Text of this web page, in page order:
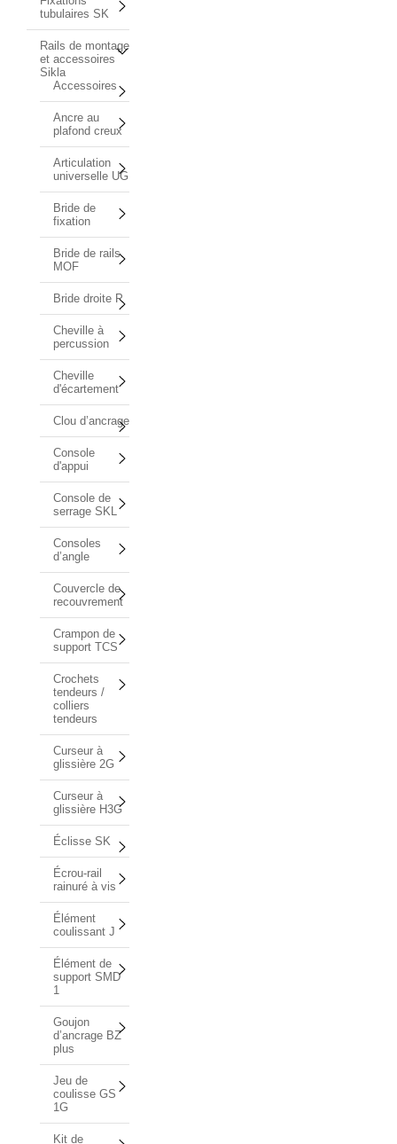
tubulaires SK
Rails de montage
et accessoires
Sikla
Accessoires
Ancre au
plafond creux
Articulation
universelle UG
Bride de
fixation
Bride de rails
MOF
Bride droite P
Cheville à
percussion
Cheville
d'écartement
Clou d’ancrage
Console
d'appui
Console de
serrage SKL
Consoles
d’angle
Couvercle de
recouvrement
Crampon de
support TCS
Crochets
tendeurs /
colliers
tendeurs
Curseur à
glissière 2G
Curseur à
glissière H3G
Éclisse SK
Écrou-rail
rainuré à vis
Élément
coulissant J
Élément de
support SMD
1
Goujon
d’ancrage BZ
plus
Jeu de
coulisse GS
1G
Kit de